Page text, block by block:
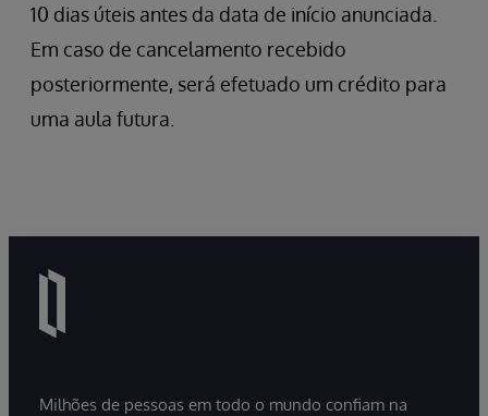
10 dias úteis antes da data de início anunciada.
Em caso de cancelamento recebido
posteriormente, será efetuado um crédito para
uma aula futura.
Milhões de pessoas em todo o mundo confiam na